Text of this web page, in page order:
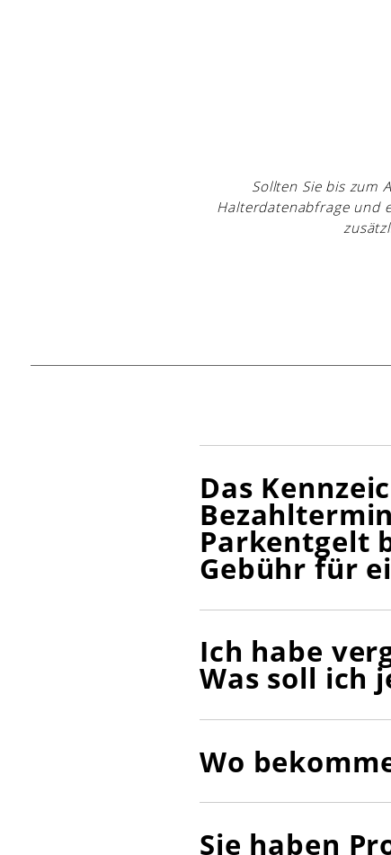
Sollten Sie bis zum
Halterdatenabfrage und
Das
Parkentgelt
Gebühr für
Ich habe
Was soll ich
Wo
Sie haben